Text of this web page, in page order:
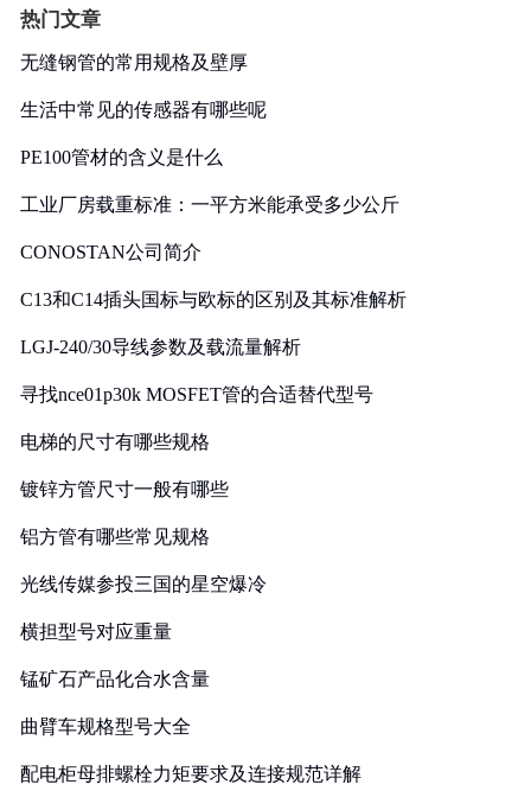
热门文章
无缝钢管的常用规格及壁厚
生活中常见的传感器有哪些呢
PE100管材的含义是什么
工业厂房载重标准：一平方米能承受多少公斤
CONOSTAN公司简介
C13和C14插头国标与欧标的区别及其标准解析
LGJ-240/30导线参数及载流量解析
寻找nce01p30k MOSFET管的合适替代型号
电梯的尺寸有哪些规格
镀锌方管尺寸一般有哪些
铝方管有哪些常见规格
光线传媒参投三国的星空爆冷
横担型号对应重量
锰矿石产品化合水含量
曲臂车规格型号大全
配电柜母排螺栓力矩要求及连接规范详解